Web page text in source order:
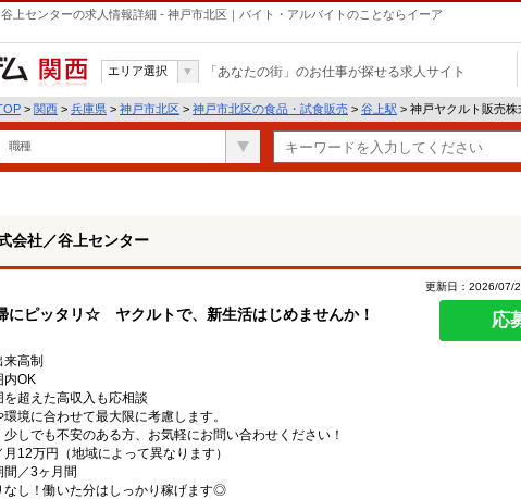
上センターの求人情報詳細 - 神戸市北区｜バイト・アルバイトのことならイーア
関西
エリア選択 「あなたの街」のお仕事が探せる求人サイト
> 関西 > 兵庫県 > 神戸市北区 > 神戸市北区の食品・試食販売 > 谷上駅 > 神戸ヤクルト販売
職種
会社／谷上センター
にピッタリ☆ ヤクルトで、新生活はじめませんか！
更新日：2026/07/
応
高制
OK
超えた高収入も応相談
境に合わせて最大限に考慮します。
しでも不安のある方、お気軽にお問い合わせください！
12万円（地域によって異なります）
／3ヶ月間
し！働いた分はしっかり稼げます◎